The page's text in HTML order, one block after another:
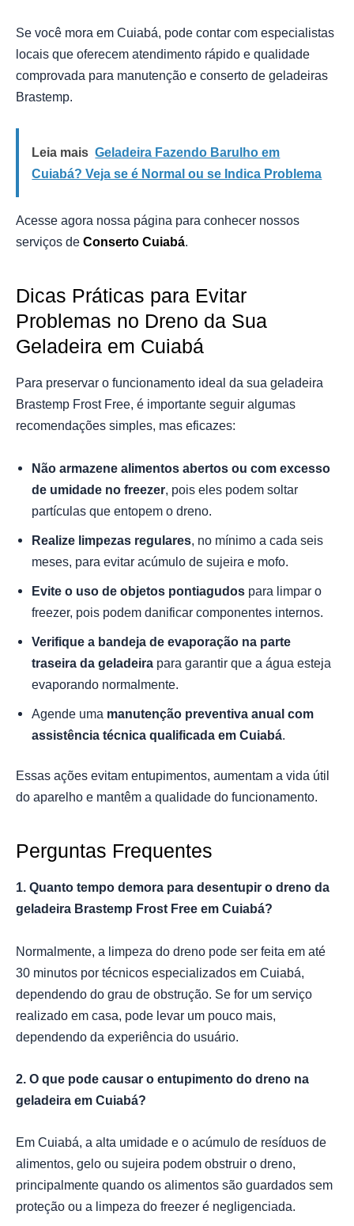
Se você mora em Cuiabá, pode contar com especialistas
locais que oferecem atendimento rápido e qualidade
comprovada para manutenção e conserto de geladeiras
Brastemp.
Leia mais Geladeira Fazendo Barulho em
Cuiabá? Veja se é Normal ou se Indica Problema
Acesse agora nossa página para conhecer nossos
serviços de Conserto Cuiabá.
Dicas Práticas para Evitar
Problemas no Dreno da Sua
Geladeira em Cuiabá
Para preservar o funcionamento ideal da sua geladeira
Brastemp Frost Free, é importante seguir algumas
recomendações simples, mas eficazes:
Não armazene alimentos abertos ou com excesso
de umidade no freezer, pois eles podem soltar
partículas que entopem o dreno.
Realize limpezas regulares, no mínimo a cada seis
meses, para evitar acúmulo de sujeira e mofo.
Evite o uso de objetos pontiagudos para limpar o
freezer, pois podem danificar componentes internos.
Verifique a bandeja de evaporação na parte
traseira da geladeira para garantir que a água esteja
evaporando normalmente.
Agende uma manutenção preventiva anual com
assistência técnica qualificada em Cuiabá.
Essas ações evitam entupimentos, aumentam a vida útil
do aparelho e mantêm a qualidade do funcionamento.
Perguntas Frequentes
1. Quanto tempo demora para desentupir o dreno da
geladeira Brastemp Frost Free em Cuiabá?
Normalmente, a limpeza do dreno pode ser feita em até
30 minutos por técnicos especializados em Cuiabá,
dependendo do grau de obstrução. Se for um serviço
realizado em casa, pode levar um pouco mais,
dependendo da experiência do usuário.
2. O que pode causar o entupimento do dreno na
geladeira em Cuiabá?
Em Cuiabá, a alta umidade e o acúmulo de resíduos de
alimentos, gelo ou sujeira podem obstruir o dreno,
principalmente quando os alimentos são guardados sem
proteção ou a limpeza do freezer é negligenciada.